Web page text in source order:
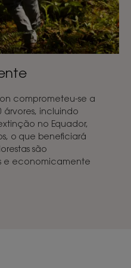
comprometeu-se a
árvores, incluindo
no Equador,
o que beneficiará
são
e economicamente